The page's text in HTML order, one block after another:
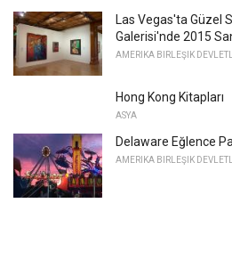
Las Vegas'ta Güzel
Galerisi'nde 2015
AMERIKA BIRLEŞIK
Hong Kong Kitapları
ASYA
Delaware Eğlence
AMERIKA BIRLEŞIK